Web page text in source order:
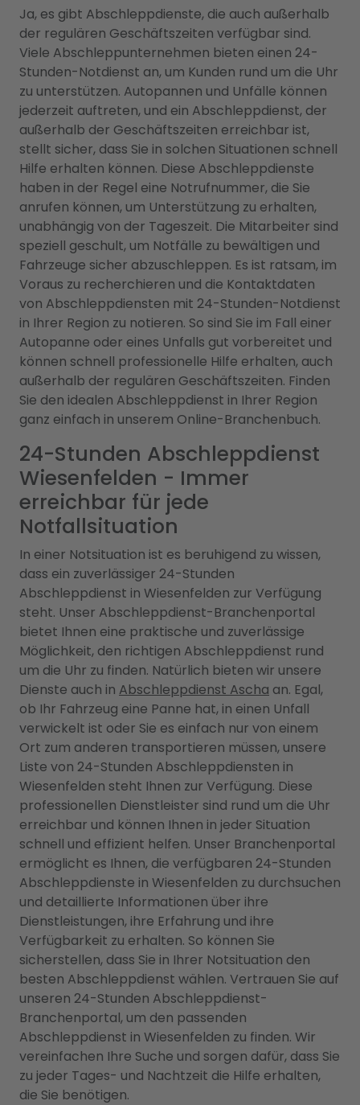
Ja, es gibt Abschleppdienste, die auch außerhalb
der regulären Geschäftszeiten verfügbar sind.
Viele Abschleppunternehmen bieten einen 24-
Stunden-Notdienst an, um Kunden rund um die Uhr
zu unterstützen. Autopannen und Unfälle können
jederzeit auftreten, und ein Abschleppdienst, der
außerhalb der Geschäftszeiten erreichbar ist,
stellt sicher, dass Sie in solchen Situationen schnell
Hilfe erhalten können. Diese Abschleppdienste
haben in der Regel eine Notrufnummer, die Sie
anrufen können, um Unterstützung zu erhalten,
unabhängig von der Tageszeit. Die Mitarbeiter sind
speziell geschult, um Notfälle zu bewältigen und
Fahrzeuge sicher abzuschleppen. Es ist ratsam, im
Voraus zu recherchieren und die Kontaktdaten
von Abschleppdiensten mit 24-Stunden-Notdienst
in Ihrer Region zu notieren. So sind Sie im Fall einer
Autopanne oder eines Unfalls gut vorbereitet und
können schnell professionelle Hilfe erhalten, auch
außerhalb der regulären Geschäftszeiten. Finden
Sie den idealen Abschleppdienst in Ihrer Region
ganz einfach in unserem Online-Branchenbuch.
24-Stunden Abschleppdienst
Wiesenfelden - Immer
erreichbar für jede
Notfallsituation
In einer Notsituation ist es beruhigend zu wissen,
dass ein zuverlässiger 24-Stunden
Abschleppdienst in Wiesenfelden zur Verfügung
steht. Unser Abschleppdienst-Branchenportal
bietet Ihnen eine praktische und zuverlässige
Möglichkeit, den richtigen Abschleppdienst rund
um die Uhr zu finden. Natürlich bieten wir unsere
Dienste auch in Abschleppdienst Ascha an. Egal,
ob Ihr Fahrzeug eine Panne hat, in einen Unfall
verwickelt ist oder Sie es einfach nur von einem
Ort zum anderen transportieren müssen, unsere
Liste von 24-Stunden Abschleppdiensten in
Wiesenfelden steht Ihnen zur Verfügung. Diese
professionellen Dienstleister sind rund um die Uhr
erreichbar und können Ihnen in jeder Situation
schnell und effizient helfen. Unser Branchenportal
ermöglicht es Ihnen, die verfügbaren 24-Stunden
Abschleppdienste in Wiesenfelden zu durchsuchen
und detaillierte Informationen über ihre
Dienstleistungen, ihre Erfahrung und ihre
Verfügbarkeit zu erhalten. So können Sie
sicherstellen, dass Sie in Ihrer Notsituation den
besten Abschleppdienst wählen. Vertrauen Sie auf
unseren 24-Stunden Abschleppdienst-
Branchenportal, um den passenden
Abschleppdienst in Wiesenfelden zu finden. Wir
vereinfachen Ihre Suche und sorgen dafür, dass Sie
zu jeder Tages- und Nachtzeit die Hilfe erhalten,
die Sie benötigen.